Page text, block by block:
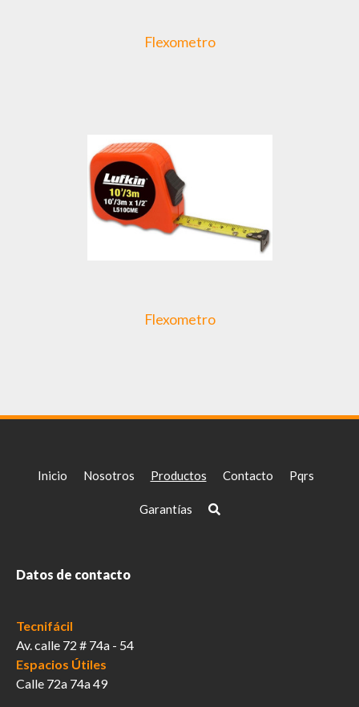
Flexometro
Flexometro
Inicio Nosotros Productos Contacto Pqrs
Garantías
Datos de contacto
Tecnifácil
Av. calle 72 # 74a - 54
Espacios Útiles
Calle 72a 74a 49